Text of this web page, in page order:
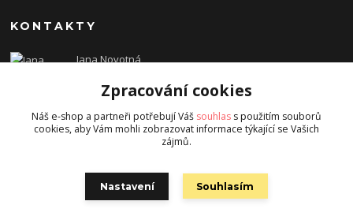
KONTAKTY
Jana Novotná
dzejn.n@email.cz
Zpracování cookies
Náš e-shop a partneři potřebují Váš souhlas s použitím souborů
cookies, aby Vám mohli zobrazovat informace týkající se Vašich
zájmů.
Nastavení Souhlasím